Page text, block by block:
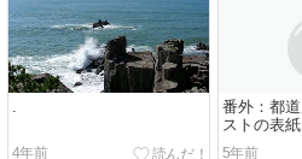
4年前
番外：都
ストの表紙
5年前